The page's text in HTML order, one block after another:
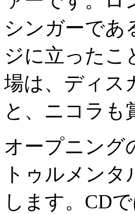
シンガーであ
ジに立ったこ
場は、ディス
と、ニコラも
オープニング
トゥルメン
します。CD